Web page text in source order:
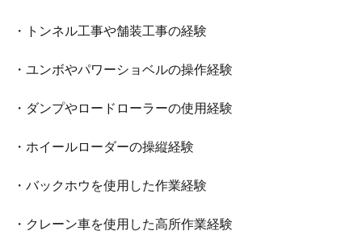
・トンネル工事や舗装工事の経験
・ユンボやパワーショベルの操作経験
・ダンプやロードローラーの使用経験
・ホイールローダーの操縦経験
・バックホウを使用した作業経験
・クレーン車を使用した高所作業経験